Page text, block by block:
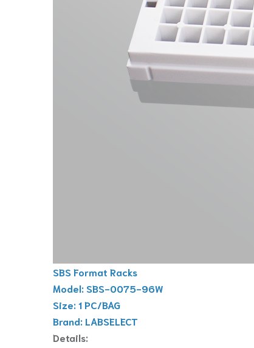
SBS Format Racks
Model: SBS-0075-96W
Size: 1 PC/BAG
Brand: LABSELECT
Details: